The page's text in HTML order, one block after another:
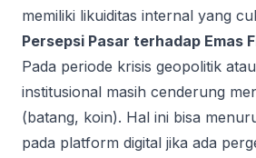
memiliki likuiditas internal yang
Persepsi Pasar terhadap Emas
Pada periode krisis geopolitik
institusional masih cenderung
(batang, koin). Hal ini bisa
pada platform digital jika ada